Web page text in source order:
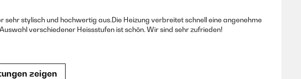
stylisch und hochwertig aus.Die Heizung verbreitet schnell eine angenehme
verschiedener Heissstufen ist schön. Wir sind sehr zufrieden!
zeigen